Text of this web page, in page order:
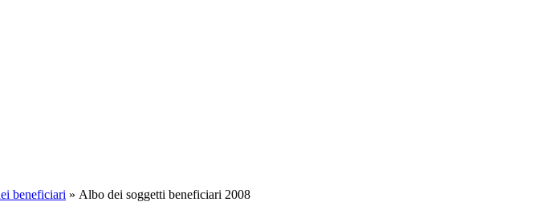
beneficiari » Albo dei soggetti beneficiari 2008